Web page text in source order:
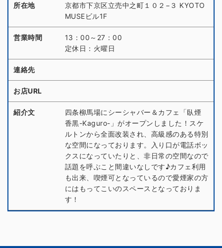
所在地
京都市下京区立売中之町１０２−３ KYOTO
MUSEビル1F
営業時間
13：00～27：00
定休日：火曜日
連絡先
お店URL
紹介文
四条柳馬場にシーシャバー＆カフェ「臥煙
香黒-Kaguro-」がオープンしました！スケ
ルトンから全面改装され、高級感のある特別
な空間になっております。入り口が電話ボッ
クスになっていたりと、非日常の空間なので
話題を呼ぶこと間違いなしです♪カフェ利用
も出来、喫煙可となっているので愛煙家の方
にはもってこいのスペースとなっておりま
す！